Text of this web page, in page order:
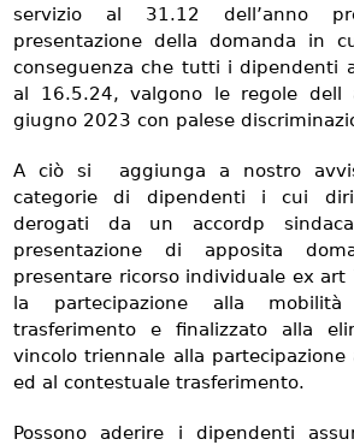
servizio al 31.12 dell’anno
presentazione della domanda in
conseguenza che tutti i dipendenti
al 16.5.24, valgono le regole dell
giugno 2023 con palese
A ciò si aggiunga a nostro
categorie di dipendenti i cui
derogati da un accordp
presentazione di apposita
presentare ricorso individuale ex
la partecipazione alla
trasferimento e finalizzato alla
vincolo triennale alla
ed al contestuale trasferimento.
Possono aderire i dipendenti